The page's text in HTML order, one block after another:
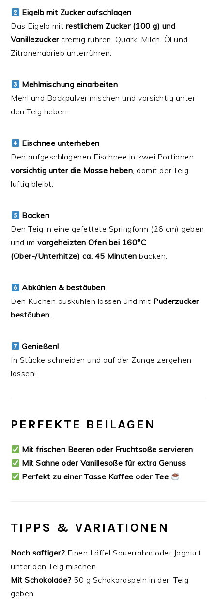
Eigelb mit Zucker aufschlagen
Das Eigelb mit restlichem Zucker (100 g) und
Vanillezuckercremig rühren. Quark, Milch, Öl und
Zitronenabrieb unterrühren.
Mehlmischung einarbeiten
Mehl und Backpulver mischen und vorsichtig unter
den Teig heben.
Eischnee unterheben
Den aufgeschlagenen Eischnee in zwei Portionen
vorsichtig unter die Masse heben , damit der Teig
luftig bleibt.
Backen
Den Teig in eine gefettete Springform (26 cm) geben
und im vorgeheizten Ofen bei 160°C
(Ober-/Unterhitze) ca. 45 Minuten backen.
Abkühlen & bestäuben
Den Kuchen auskühlen lassen und mit Puderzucker
bestäuben
Genießen!
In Stücke schneiden und auf der Zunge zergehen
lassen!
PERFEKTE BEILAGEN
Mit frischen Beeren oder Fruchtsoße servieren
Mit Sahne oder Vanillesoße für extra Genuss
Perfekt zu einer Tasse Kaffee oder Tee
TIPPS & VARIATIONEN
Noch saftiger? Einen Löffel Sauerrahm oder Joghurt
unter den Teig mischen.
Mit Schokolade? 50 g Schokoraspeln in den Teig
geben.